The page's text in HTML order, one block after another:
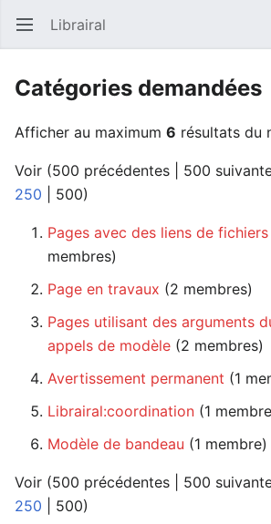
Ouvrir le menu principal Librairal
Catégories demandées
Afficher au maximum 6 résultats du
Voir (500 précédentes 500
250
500)
Pages avec des liens de
membres)
Page en travaux ‏‎ (2 membres)
Pages utilisant des arguments
appels de modèle ‏‎ (2 membres)
Avertissement permanent (1
Librairal:coordination (1
Modèle de bandeau ‏‎ (1 membre)
Voir (500 précédentes 500
250
500)